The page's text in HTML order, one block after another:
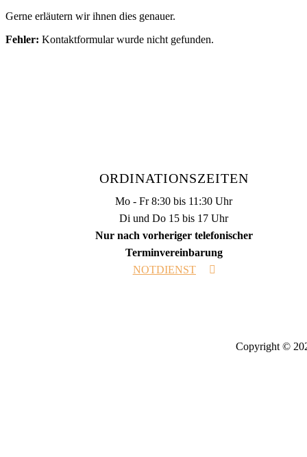
Gerne erläutern wir ihnen dies genauer.
Fehler: Kontaktformular wurde nicht gefunden.
ORDINATIONSZEITEN
Mo - Fr 8:30 bis 11:30 Uhr
Di und Do 15 bis 17 Uhr
Nur nach vorheriger telefonischer
Terminvereinbarung
NOTDIENST
Copyright ©